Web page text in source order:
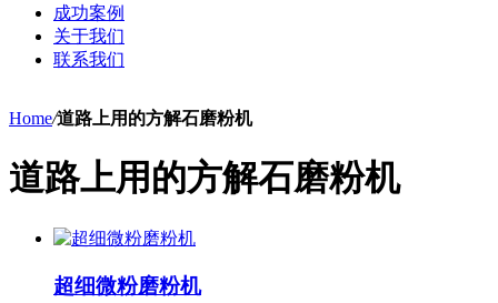
成功案例
关于我们
联系我们
Home/道路上用的方解石磨粉机
道路上用的方解石磨粉机
超细微粉磨粉机